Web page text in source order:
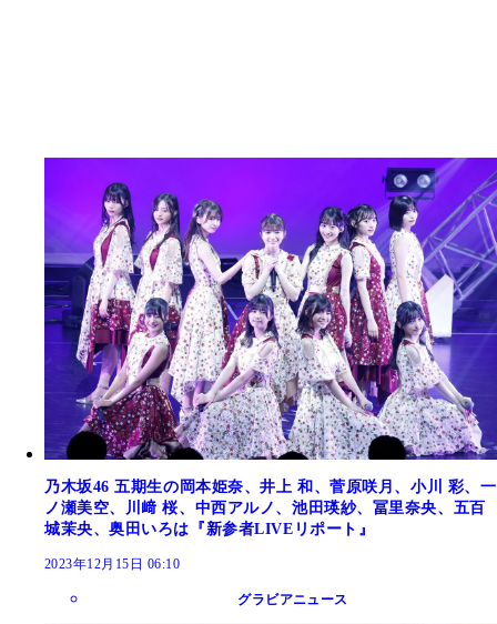
乃木坂46 五期生の岡本姫奈、井上 和、菅原咲月、小川 彩、一
ノ瀬美空、川﨑 桜、中西アルノ、池田瑛紗、冨里奈央、五百
城茉央、奥田いろは『新参者LIVEリポート』
2023年12月15日 06:10
グラビアニュース